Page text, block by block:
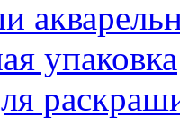
упаковка